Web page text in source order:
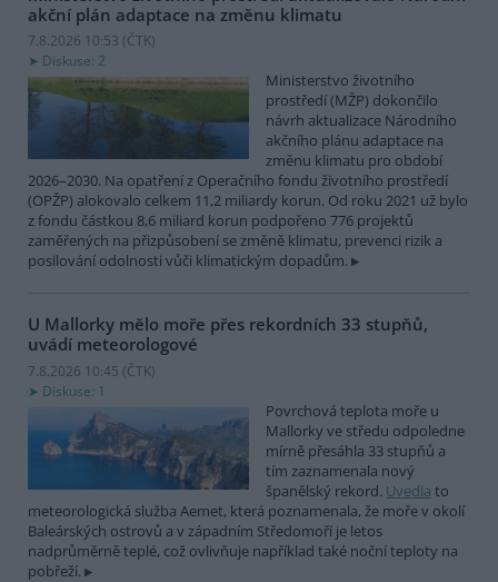
akční plán adaptace na změnu klimatu
7.8.2026 10:53 (ČTK)
Diskuse: 2
Ministerstvo životního
prostředí (MŽP) dokončilo
návrh aktualizace Národního
akčního plánu adaptace na
změnu klimatu pro období
2026–2030. Na opatření z Operačního fondu životního prostředí
(OPŽP) alokovalo celkem 11,2 miliardy korun. Od roku 2021 už bylo
z fondu částkou 8,6 miliard korun podpořeno 776 projektů
zaměřených na přizpůsobení se změně klimatu, prevenci rizik a
posilování odolnosti vůči klimatickým dopadům.
U Mallorky mělo moře přes rekordních 33 stupňů,
uvádí meteorologové
7.8.2026 10:45 (ČTK)
Diskuse: 1
Povrchová teplota moře u
Mallorky ve středu odpoledne
mírně přesáhla 33 stupňů a
tím zaznamenala nový
španělský rekord. Uvedla to
meteorologická služba Aemet, která poznamenala, že moře v okolí
Baleárských ostrovů a v západním Středomoří je letos
nadprůměrně teplé, což ovlivňuje například také noční teploty na
pobřeží.